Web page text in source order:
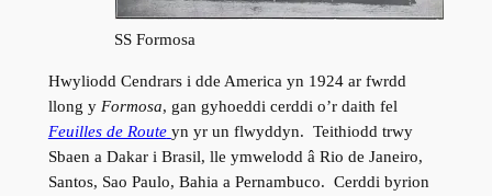
SS Formosa
Hwyliodd Cendrars i dde America yn 1924 ar fwrdd
llong y Formosa, gan gyhoeddi cerddi o’r daith fel
Feuilles de Route yn yr un flwyddyn. Teithiodd trwy
Sbaen a Dakar i Brasil, lle ymwelodd â Rio de Janeiro,
Santos, Sao Paulo, Bahia a Pernambuco. Cerddi byrion